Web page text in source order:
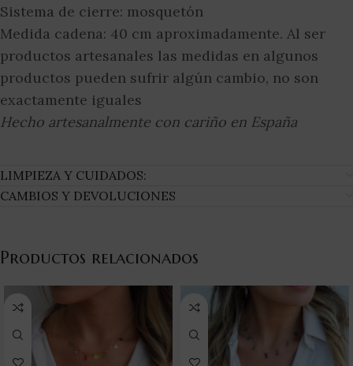
Sistema de cierre: mosquetón
Medida cadena: 40 cm aproximadamente. Al ser
productos artesanales las medidas en algunos
productos pueden sufrir algún cambio, no son
exactamente iguales
Hecho artesanalmente con cariño en España
LIMPIEZA Y CUIDADOS:
CAMBIOS Y DEVOLUCIONES
Productos relacionados